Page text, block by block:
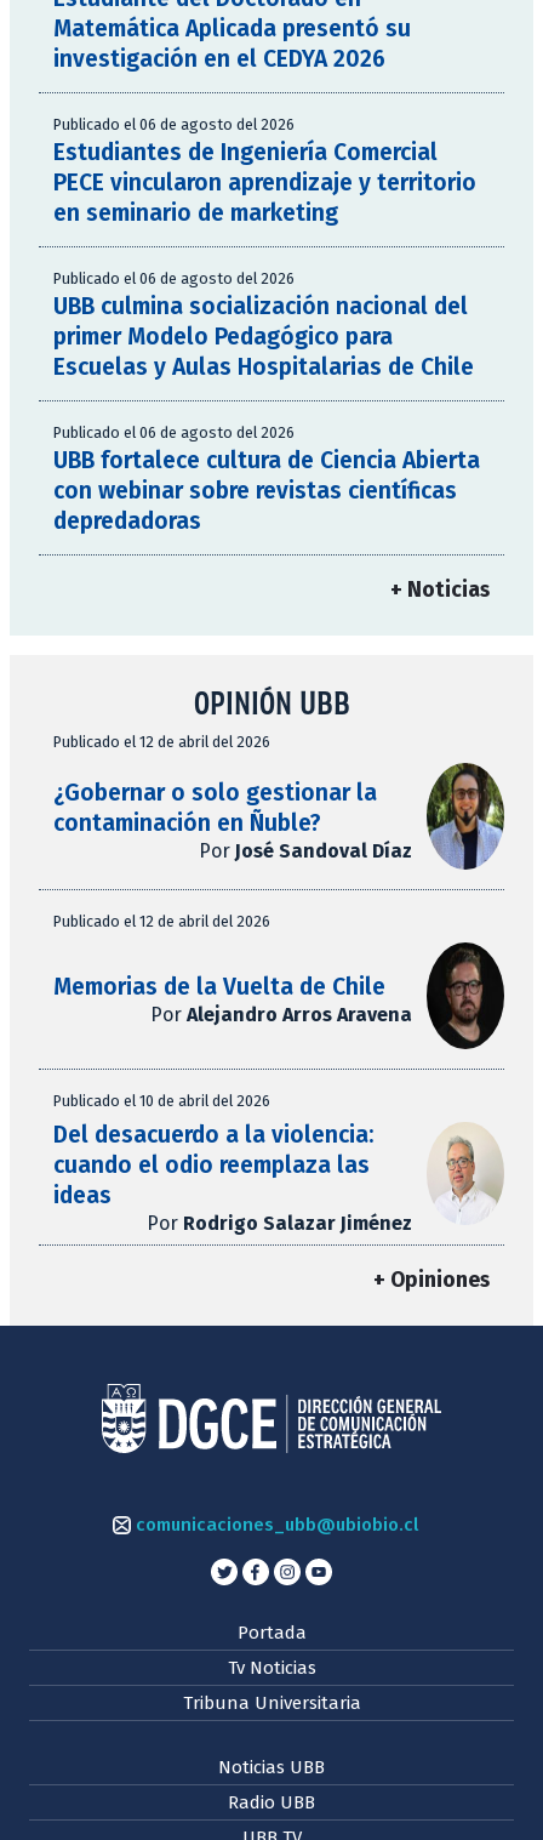
Matemática Aplicada presentó su
investigación en el CEDYA 2026
Publicado el 06 de agosto del 2026
Estudiantes de Ingeniería Comercial
PECE vincularon aprendizaje y territorio
en seminario de marketing
Publicado el 06 de agosto del 2026
UBB culmina socialización nacional del
primer Modelo Pedagógico para
Escuelas y Aulas Hospitalarias de Chile
Publicado el 06 de agosto del 2026
UBB fortalece cultura de Ciencia Abierta
con webinar sobre revistas científicas
depredadoras
+ Noticias
OPINIÓN UBB
Publicado el 12 de abril del 2026
¿Gobernar o solo gestionar la
contaminación en Ñuble?
Por José Sandoval Díaz
Publicado el 12 de abril del 2026
Memorias de la Vuelta de Chile
Por Alejandro Arros Aravena
Publicado el 10 de abril del 2026
Del desacuerdo a la violencia:
cuando el odio reemplaza las
ideas
Por Rodrigo Salazar Jiménez
+ Opiniones
comunicaciones_ubb@ubiobio.cl
Portada
Tv Noticias
Tribuna Universitaria
Noticias UBB
Radio UBB